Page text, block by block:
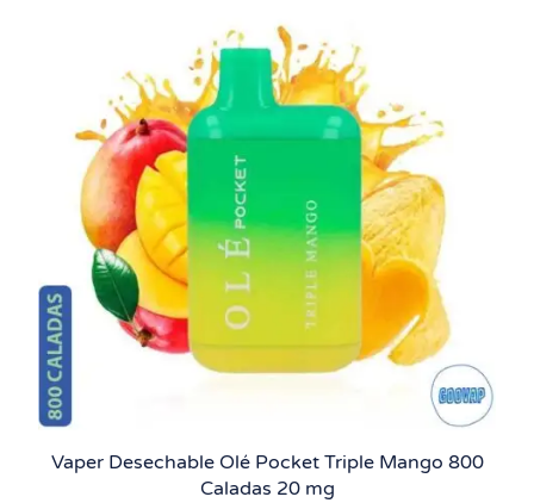
Vaper Desechable Olé Pocket Triple Mango 800
Caladas 20 mg